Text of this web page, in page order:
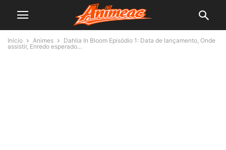
Início Animes
Dahlia In Bloom Episódio 1: Data de lançamento, Onde
assistir, Enredo esperado...